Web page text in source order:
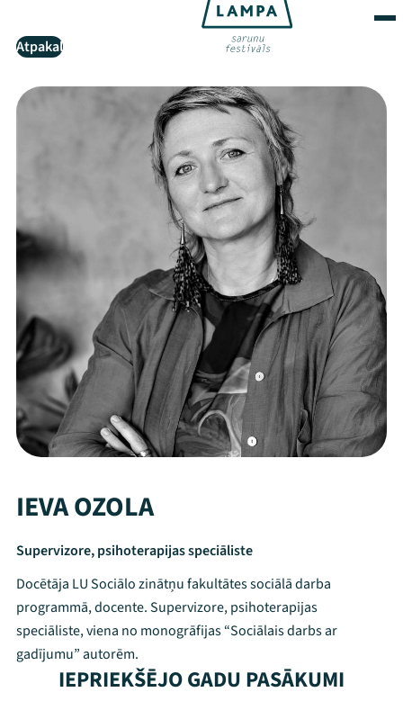
Mana programma
Atpakaļ
IEVA OZOLA
Supervizore, psihoterapijas speciāliste
Docētāja LU Sociālo zinātņu fakultātes sociālā darba
programmā, docente. Supervizore, psihoterapijas
speciāliste, viena no monogrāfijas “Sociālais darbs ar
gadījumu” autorēm.
IEPRIEKŠĒJO GADU PASĀKUMI